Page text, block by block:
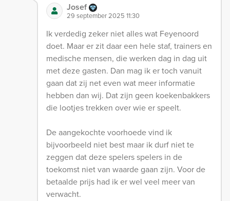
Josef
29 september 2025 11:30
Ik verdedig zeker niet alles wat Feyenoord
doet. Maar er zit daar een hele staf, trainers en
medische mensen, die werken dag in dag uit
met deze gasten. Dan mag ik er toch vanuit
gaan dat zij net even wat meer informatie
hebben dan wij. Dat zijn geen koekenbakkers
die lootjes trekken over wie er speelt.
De aangekochte voorhoede vind ik
bijvoorbeeld niet best maar ik durf niet te
zeggen dat deze spelers spelers in de
toekomst niet van waarde gaan zijn. Voor de
betaalde prijs had ik er wel veel meer van
verwacht.